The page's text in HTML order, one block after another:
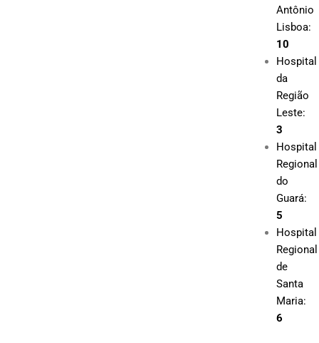
Antônio
Lisboa:
10
Hospital
da
Região
Leste:
3
Hospital
Regional
do
Guará:
5
Hospital
Regional
de
Santa
Maria:
6